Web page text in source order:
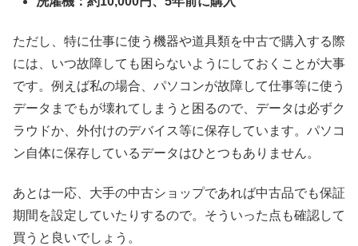
ただし、特に仕事に使う機器や道具類を中古で購入する際
には、いつ故障しても困らないようにしておくことが大事
です。例えば私の場合、パソコンが故障して仕事等に使う
データまでもが壊れてしまうと困るので、データは必ずク
ラウドか、外付けのデバイス等に保存しています。パソコ
ン自体に保存しているデータはひとつもありません。
あとは一応、大手の中古ショップであれば中古品でも保証
期間を設定していたりするので。そういった点も確認して
買うと良いでしょう。